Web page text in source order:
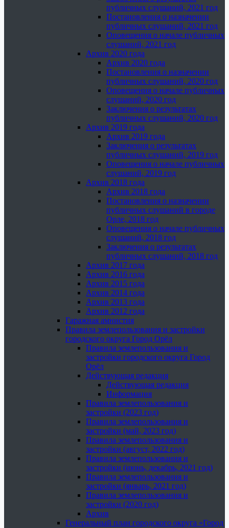
публичных слушаний, 2021 год
Постановления о назначении
публичных слушаний, 2021 год
Оповещения о начале публичных
слушаний, 2021 год
Архив 2020 года
Архив 2020 года
Постановления о назначении
публичных слушаний, 2020 год
Оповещения о начале публичных
слушаний, 2020 год
Заключения о результатах
публичных слушаний, 2020 год
Архив 2019 года
Архив 2019 года
Заключения о результатах
публичных слушаний, 2019 год
Оповещения о начале публичных
слушаний, 2019 год
Архив 2018 года
Архив 2018 года
Постановления о назначении
публичных слушаний в городе
Орле, 2018 год
Оповещения о начале публичных
слушаний, 2018 год
Заключения о результатах
публичных слушаний, 2018 год
Архив 2017 года
Архив 2016 года
Архив 2015 года
Архив 2014 года
Архив 2013 года
Архив 2012 года
Гаражная амнистия
Правила землепользования и застройки
городского округа Город Орёл
Правила землепользования и
застройки городского округа Город
Орёл
Действующая редакция
Действующая редакция
Информация
Правила землепользования и
застройки (2023 год)
Правила землепользования и
застройки (май, 2023 год)
Правила землепользования и
застройки (август, 2022 год)
Правила землепользования и
застройки (июнь, декабрь, 2021 год)
Правила землепользования и
застройки (январь, 2021 год)
Правила землепользования и
застройки (2020 год)
Архив
Генеральный план городского округа «Город